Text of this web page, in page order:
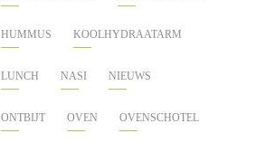
HUMMUS KOOLHYDRAATARM
LUNCH NASI NIEUWS
ONTBIJT OVEN OVENSCHOTEL